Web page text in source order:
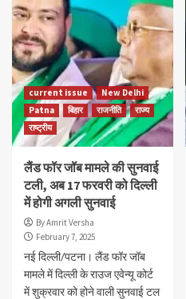
current issue
New Delhi
Patna
बिहार राजनीति
राज्य
राष्ट्रीय
लैंड फॉर जॉब मामले की सुनवाई
टली, अब 17 फरवरी को दिल्ली
में होगी अगली सुनवाई
By Amrit Versha
February 7, 2025
नई दिल्ली/पटना। लैंड फॉर जॉब
मामले में दिल्ली के राउज एवेन्यू कोर्ट
में शुक्रवार को होने वाली सुनवाई टल